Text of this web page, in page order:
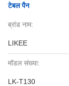
टेबल पैन
ब्रांड नाम:
LIKEE
मॉडल संख्या:
LK-T130